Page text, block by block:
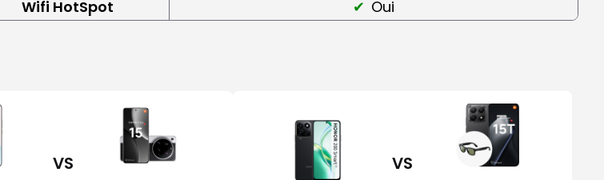
Wifi HotSpot Oui
VS VS